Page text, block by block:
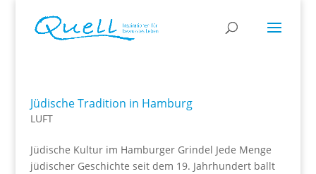
Jüdische Tradition in Hamburg
LUFT
Jüdische Kultur im Hamburger Grindel Jede Menge
jüdischer Geschichte seit dem 19. Jahrhundert ballt